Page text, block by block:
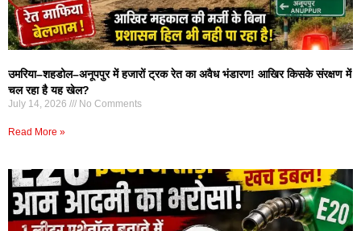
उमरिया–शहडोल–अनूपपुर में हजारों ट्रक रेत का अवैध भंडारण! आखिर किसके संरक्षण में
चल रहा है यह खेल?
July 14, 2026 No Comments
Read More »